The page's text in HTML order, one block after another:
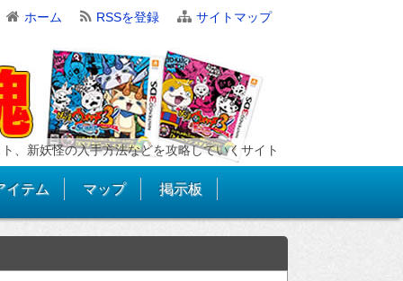
ホーム RSSを登録 サイトマップ
、新妖怪の入手方法などを攻略していくサイト
イテム マップ 掲示板